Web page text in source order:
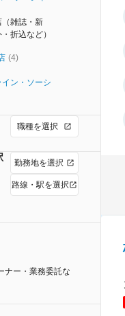
雑誌・新
折込など）
(4)
ン・ソーシ
職種を選択
勤務地を選択
路線・駅を選択
ナー・業務委託な